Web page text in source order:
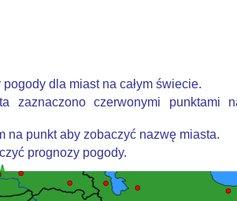
dla miast na całym świecie.
zaznaczono czerwonymi punktami
na punkt aby zobaczyć nazwę miasta.
prognozy pogody.